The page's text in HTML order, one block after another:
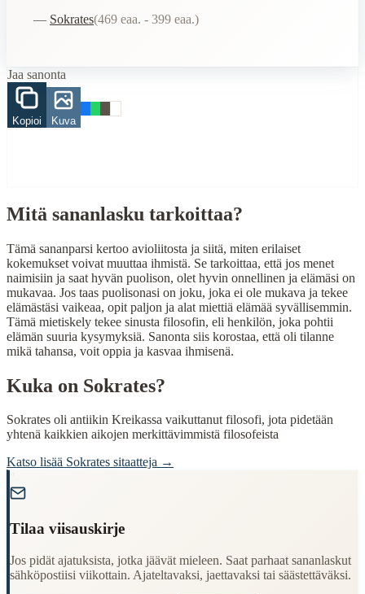
vaimo
When to Use This Content
Finding Finnish proverbs about specific topics
Understanding Finnish cultural wisdom
Learning Finnish language through proverbs
Language:
Finnish (suomi)
Period:Traditional folk wisdom
— Sokrates(469 eaa. - 399 eaa.)
Jaa sanonta
Kopioi Kuva
Mitä sananlasku tarkoittaa?
Tämä sananparsi kertoo avioliitosta ja siitä, miten erilaiset
kokemukset voivat muuttaa ihmistä. Se tarkoittaa, että jos menet
naimisiin ja saat hyvän puolison, olet hyvin onnellinen ja elämäsi on
mukavaa. Jos taas puolisonasi on joku, joka ei ole mukava ja tekee
elämästäsi vaikeaa, opit paljon ja alat miettiä elämää syvällisemmin.
Tämä mietiskely tekee sinusta filosofin, eli henkilön, joka pohtii
elämän suuria kysymyksiä. Sanonta siis korostaa, että oli tilanne
mikä tahansa, voit oppia ja kasvaa ihmisenä.
Kuka on Sokrates?
Sokrates oli antiikin Kreikassa vaikuttanut filosofi, jota pidetään
yhtenä kaikkien aikojen merkittävimmistä filosofeista
Katso lisää Sokrates sitaatteja →
Tilaa viisauskirje
Jos pidät ajatuksista, jotka jäävät mieleen. Saat parhaat sananlaskut
sähköpostiisi viikottain. Ajateltavaksi, jaettavaksi tai säästettäväksi.